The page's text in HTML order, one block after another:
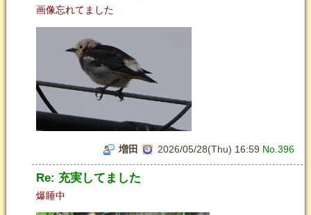
画像忘れてました
増田 2026/05/28(Thu) 16:59 No.396
Re: 充実してました
爆睡中